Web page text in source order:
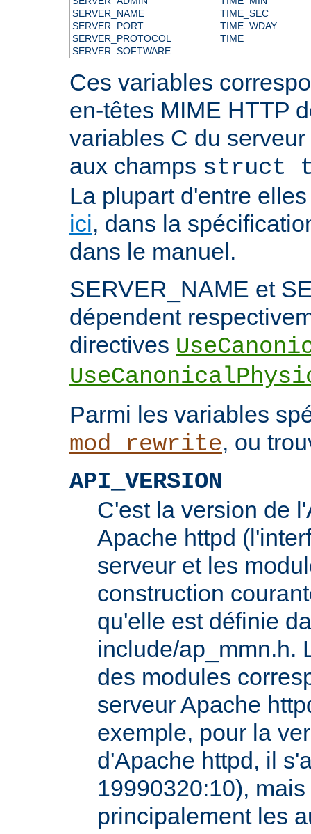
SERVER_NAME
SERVER_PORT
SERVER_PROTOCOL
SERVER_SOFTWARE
TIME_SEC
TIME_WDAY
TIME
Ces variables
en-têtes MIME HTTP
variables C du
aux champs struct
La plupart d'entre
ici, dans la
dans le manuel.
SERVER_NAME et
dépendent
directives
Parmi les variables
mod_rewrite, ou
API_VERSION
C'est la version de
Apache httpd
serveur et les
construction
qu'elle est définie
include/ap_mmn.h.
des modules
serveur Apache
exemple, pour la
d'Apache httpd, il
19990320:10),
principalement les